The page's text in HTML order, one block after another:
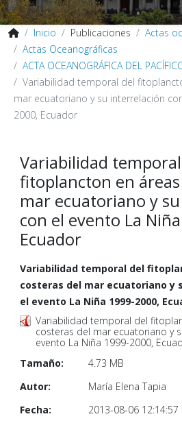
Inicio Publicaciones
Actas
Actas Oceanográficas
ACTA OCEANOGRÁFICA DEL
Variabilidad temporal del
mar ecuatoriano y su interrelación
2000, Ecuador
Variabilidad
fitoplancton en
mar ecuatoriano y
con el evento La
Ecuador
Variabilidad temporal del
costeras del mar ecuatoriano y
el evento La Niña 1999-2000,
Variabilidad temporal del
costeras del mar ecuatoriano y
evento La Niña 1999-2000,
Tamaño:
4.73 MB
Autor:
María Elena Tapia
Fecha:
2013-08-06 12:14:57